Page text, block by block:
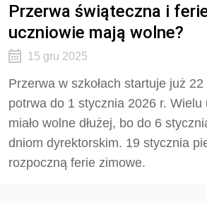
Przerwa świąteczna i
uczniowie mają wolne?
15 gru 2025
Przerwa w szkołach startuje już
potrwa do 1 stycznia 2026 r. Wielu
miało wolne dłużej, bo do 6
dniom dyrektorskim. 19 stycznia
rozpoczną ferie zimowe.